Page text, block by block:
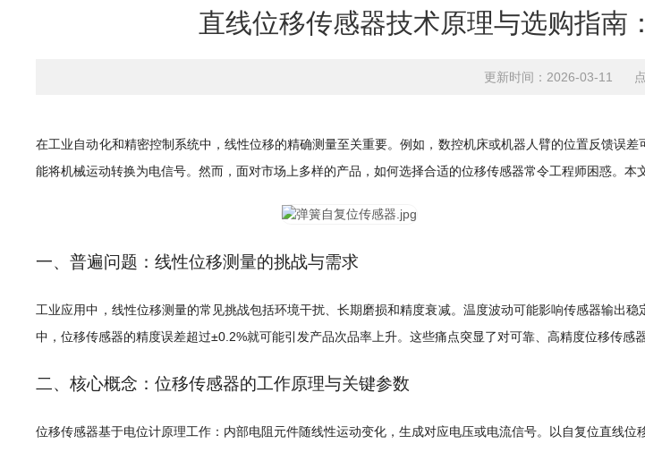
直线位移传感器技术原理与选购指南
更新时间：2026-03-11 点
在工业自动化和精密控制系统中，线性位移的精确测量至关重要。例如，数控机床或机器人臂的位置反馈误
能将机械运动转换为电信号。然而，面对市场上多样的产品，如何选择合适的位移传感器常令工程师困惑。
一、普遍问题：线性位移测量的挑战与需求
工业应用中，线性位移测量的常见挑战包括环境干扰、长期磨损和精度衰减。温度波动可能影响传感器输出
中，位移传感器的精度误差超过±0.2%就可能引发产品次品率上升。这些痛点突显了对可靠、高精度位移传感
二、核心概念：位移传感器的工作原理与关键参数
位移传感器基于电位计原理工作：内部电阻元件随线性运动变化，生成对应电压或电流信号。以自复位直线